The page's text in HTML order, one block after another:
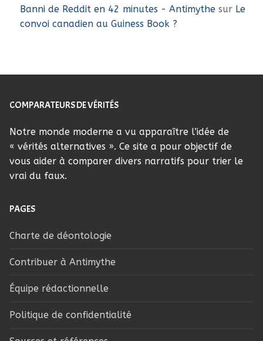
Banni de Reddit en 42 minutes - Antimythe sur Le
convoi canadien au Guiness Book ?
COMPARATEURS DE VÉRITÉS
Notre monde moderne a vu apparaître l’idée de
« vérités alternatives ». Ce site a pour objectif de
vous aider à comparer divers narratifs pour trier le
vrai du faux.
PAGES
Charte de déontologie
Contribuer à Antimythe
Équipe rédactionnelle
Politique de confidentialité